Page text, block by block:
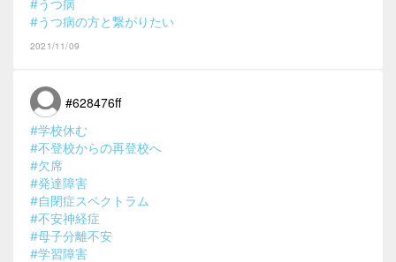
#うつ病
#うつ病の方と繋がりたい
2021/11/09
#628476ff
#学校休む
#不登校からの再登校へ
#欠席
#発達障害
#自閉症スペクトラム
#不安神経症
#母子分離不安
#学習障害